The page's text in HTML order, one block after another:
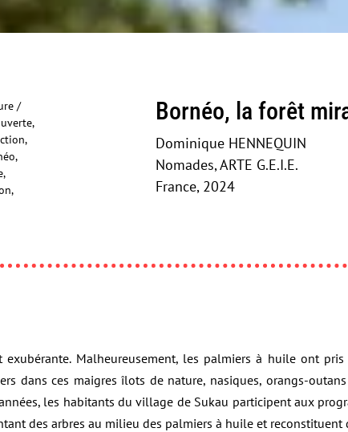
/
Bornéo, la forêt
Dominique HENNEQUIN
Nomades, ARTE G.E.I.E.
France, 2024
exubérante. Malheureusement, les palmiers à huile ont
dans ces maigres îlots de nature, nasiques, orangs-
les habitants du village de Sukau participent aux
des arbres au milieu des palmiers à huile et reconstituent